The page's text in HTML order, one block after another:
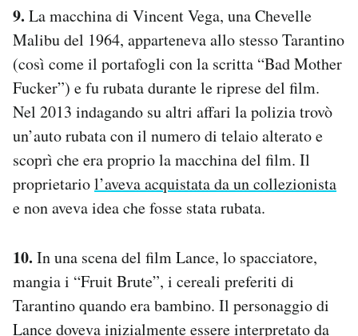
9. La macchina di Vincent Vega, una Chevelle
Malibu del 1964, apparteneva allo stesso Tarantino
(così come il portafogli con la scritta “Bad Mother
Fucker”) e fu rubata durante le riprese del film.
Nel 2013 indagando su altri affari la polizia trovò
un’auto rubata con il numero di telaio alterato e
scoprì che era proprio la macchina del film. Il
proprietariol’aveva acquistata da un collezionista
e non aveva idea che fosse stata rubata.
10. In una scena del film Lance, lo spacciatore,
mangia i “Fruit Brute”, i cereali preferiti di
Tarantino quando era bambino. Il personaggio di
Lance doveva inizialmente essere interpretato da